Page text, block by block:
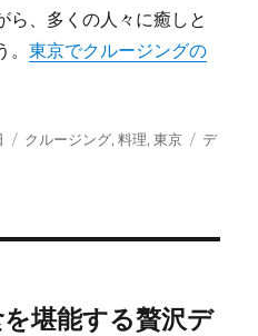
ら、多くの人々に癒しと
。東京でクルージングの
カ
クルージング,料理,東京
タ
デ
堪能する贅沢デ